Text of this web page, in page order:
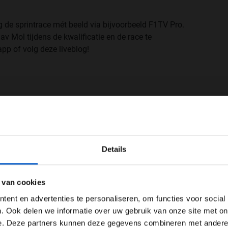
Details
van cookies
en advertenties te personaliseren, om functies voor social
Ook delen we informatie over uw gebruik van onze site met
Deze partners kunnen deze gegevens combineren met
sprintrace mét beeld via bijvoorbeeld F1TV Pro.
Mol tijdens de kwalificatie en de race te
of volg deze liveblog!
Advertentie instellingen
Toon alle alcoholische drankenadvertenties (18+)
Toon alle kansspelenadvertenties (24+)